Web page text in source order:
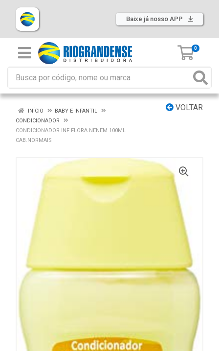
Baixe já nosso APP
0
VOLTAR
INÍCIO
BABY E INFANTIL
CONDICIONADOR
CONDICIONADOR INF FLORA NENEM 100ML
CAB.NORMAIS